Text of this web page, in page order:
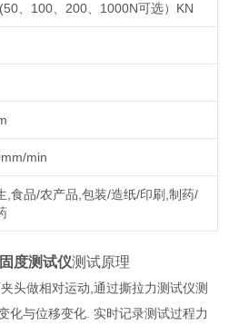
、100、200、1000N可选）KN
min
,食品/农产品,包装/造纸/印刷,制药/
度测试仪测试原理
夹头做相对运动,通过撕拉力测试仪测
化与位移变化. 实时记录测试过程力